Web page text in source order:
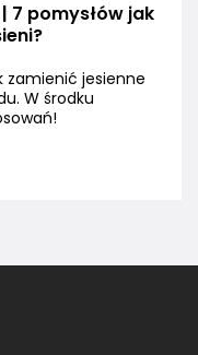
7 pomysłów jak
zamienić jesienne
W środku